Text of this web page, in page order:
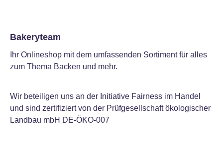
Bakeryteam
Ihr Onlineshop mit dem umfassenden Sortiment für alles
zum Thema Backen und mehr.
Wir beteiligen uns an der Initiative Fairness im Handel
und sind zertifiziert von der Prüfgesellschaft ökologischer
Landbau mbH DE-ÖKO-007